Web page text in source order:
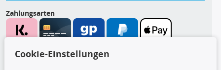
Zahlungsarten
Cookie-Einstellungen